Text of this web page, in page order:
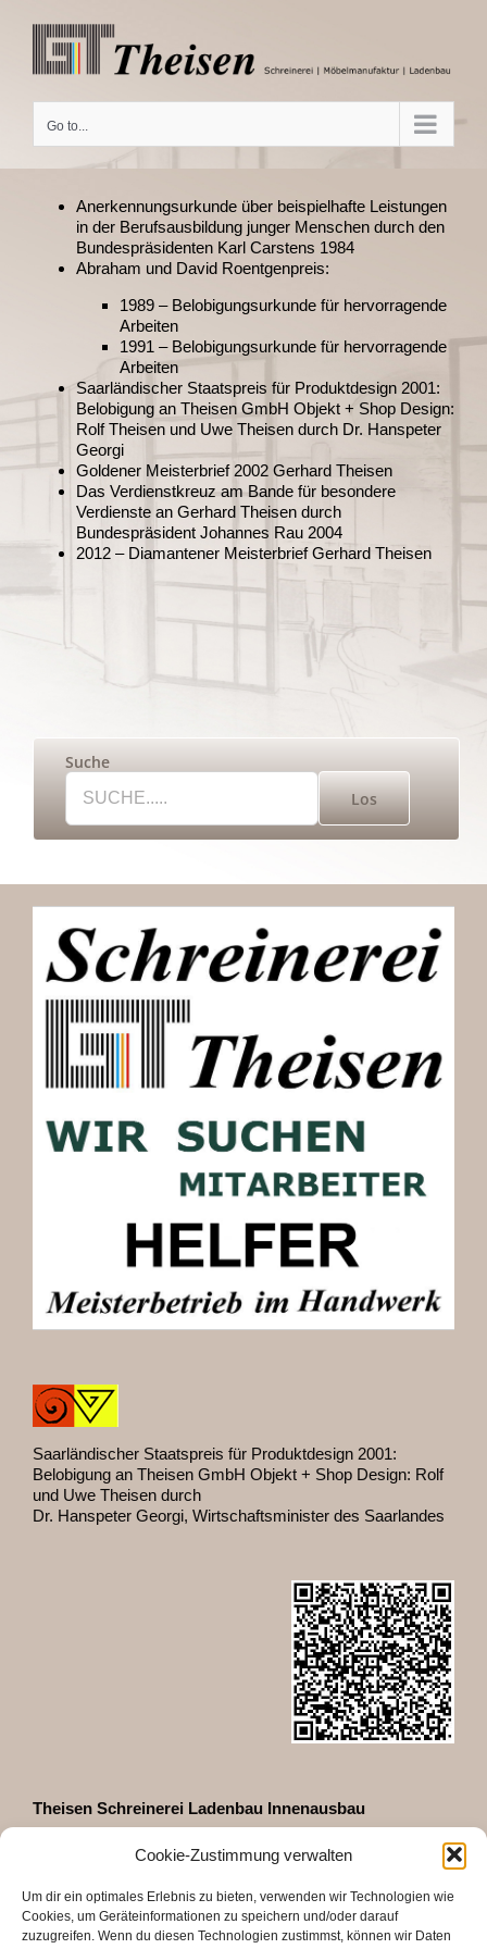
Cookie-Zustimmung verwalten
Um dir ein optimales Erlebnis zu bieten, verwenden wir Technologien wie
Cookies, um Geräteinformationen zu speichern und/oder darauf
zuzugreifen. Wenn du diesen Technologien zustimmst, können wir Daten
Go to...
Anerkennungsurkunde über beispielhafte Leistungen
in der Berufsausbildung junger Menschen durch den
Bundespräsidenten Karl Carstens 1984
Abraham und David Roentgenpreis:
1989 – Belobigungsurkunde für hervorragende
Arbeiten
1991 – Belobigungsurkunde für hervorragende
Arbeiten
Saarländischer Staatspreis für Produktdesign 2001:
Belobigung an Theisen GmbH Objekt + Shop Design:
Rolf Theisen und Uwe Theisen durch Dr. Hanspeter
Georgi
Goldener Meisterbrief 2002 Gerhard Theisen
Das Verdienstkreuz am Bande für besondere
Verdienste an Gerhard Theisen durch
Bundespräsident Johannes Rau 2004
2012 – Diamantener Meisterbrief Gerhard Theisen
Suche
Los
Saarländischer Staatspreis für Produktdesign 2001:
Belobigung an Theisen GmbH Objekt + Shop Design: Rolf
und Uwe Theisen durch
Dr. Hanspeter Georgi, Wirtschaftsminister des Saarlandes
Theisen Schreinerei Ladenbau Innenausbau
GmbH & Co. KG
D-66740 Saarlouis
Telefon 06831 - 460027
Fax 06831 - 48618